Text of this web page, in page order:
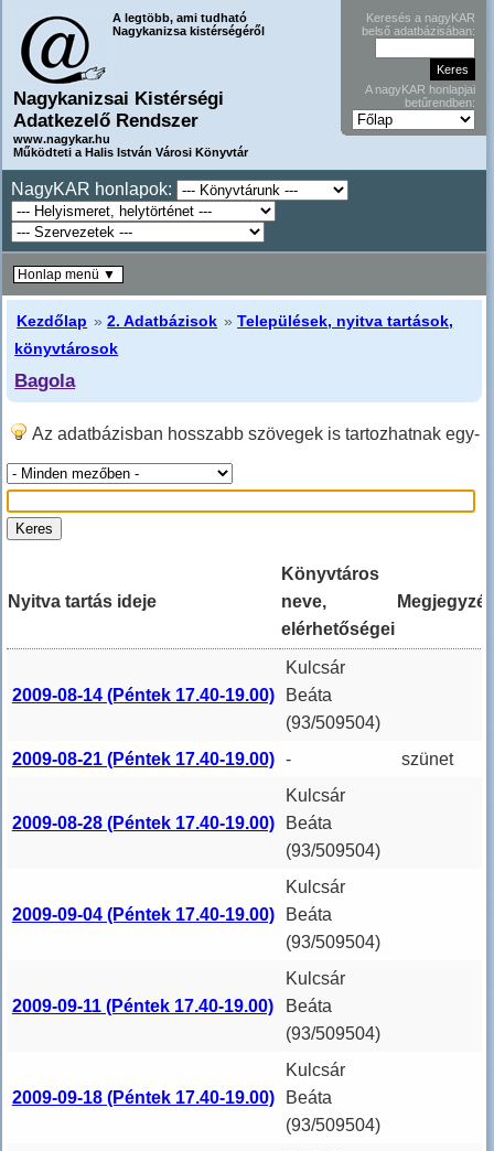
A legtöbb, ami tudható
Nagykanizsa kistérségéről
Nagykanizsai Kistérségi
Adatkezelő Rendszer
www.nagykar.hu
Működteti a Halis István Városi Könyvtár
Keresés a nagyKAR
belső adatbázisában:
A nagyKAR honlapjai
betűrendben:
NagyKAR honlapok:
Kezdőlap »2. Adatbázisok »Települések, nyitva tartások,
könyvtárosok
Bagola
Az adatbázisban hosszabb szövegek is tartozhatnak egy-
Nyitva tartás ideje
Könyvtáros
neve,
elérhetőségei
2009-08-14 (Péntek 17.40-19.00)
Kulcsár
Beáta
(93/509504)
2009-08-21 (Péntek 17.40-19.00)
- szünet
2009-08-28 (Péntek 17.40-19.00)
Kulcsár
Beáta
(93/509504)
2009-09-04 (Péntek 17.40-19.00)
Kulcsár
Beáta
(93/509504)
2009-09-11 (Péntek 17.40-19.00)
Kulcsár
Beáta
(93/509504)
2009-09-18 (Péntek 17.40-19.00)
Kulcsár
Beáta
(93/509504)
Honlap menü ▼